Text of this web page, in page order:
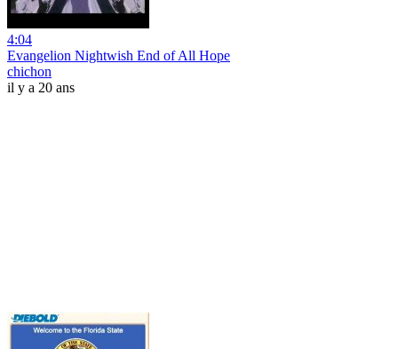
4:04
Evangelion Nightwish End of All Hope
chichon
il y a 20 ans